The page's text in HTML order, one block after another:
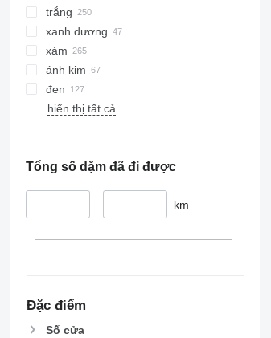
trắng
xanh dương
xám
ánh kim
đen
hiển thị tất cả
Tổng số dặm đã đi được
– km
Đặc điểm
Số cửa